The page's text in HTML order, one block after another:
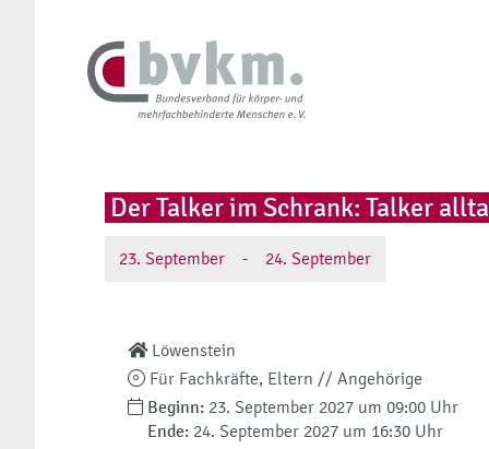
Der Talker im Schrank: Talker
23. September - 24. September
Löwenstein
Für Fachkräfte, Eltern // Angehörige
Beginn: 23. September 2027 um 09:00 Uhr
Ende: 24. September 2027 um 16:30 Uhr